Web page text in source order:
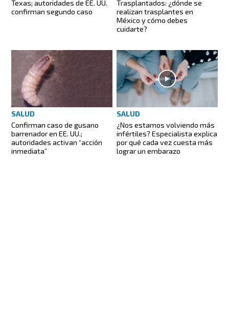
Texas; autoridades de EE. UU.
confirman segundo caso
Trasplantados: ¿dónde se
realizan trasplantes en
México y cómo debes
cuidarte?
SALUD
Confirman caso de gusano
barrenador en EE. UU.;
autoridades activan “acción
inmediata”
SALUD
¿Nos estamos volviendo más
infértiles? Especialista explica
por qué cada vez cuesta más
lograr un embarazo